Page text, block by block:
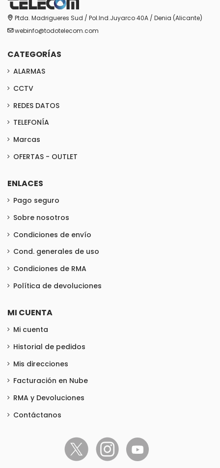
Ptda. Madrigueres Sud / Pol.Ind.Juyarco 40A / Denia (Alicante)
webinfo@todotelecom.com
CATEGORÍAS
ALARMAS
CCTV
REDES DATOS
TELEFONÍA
Marcas
OFERTAS - OUTLET
ENLACES
Pago seguro
Sobre nosotros
Condiciones de envío
Cond. generales de uso
Condiciones de RMA
Política de devoluciones
MI CUENTA
Mi cuenta
Historial de pedidos
Mis direcciones
Facturación en Nube
RMA y Devoluciones
Contáctanos